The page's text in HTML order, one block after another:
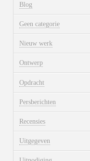
Blog
Geen categorie
Nieuw werk
Ontwerp
Opdracht
Persberichten
Recensies
Uitgegeven